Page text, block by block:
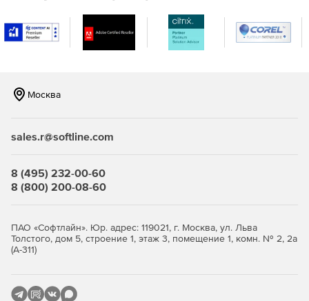
Возможность создавать оповещения в режиме
реального времени, когда в сети встречаются IP-
адреса и URL-адреса, занесенные в черный список в
глобальном масштабе и распознанные по каналам на
Повышение безопасности и обеспечение
Эффективный мониторинг, отчетность и аудит
Москва
sales.r@softline.com
8 (495) 232-00-60
8 (800) 200-08-60
ПАО «Софтлайн». Юр. адрес: 119021, г. Москва, ул. Льва
Толстого, дом 5, строение 1, этаж 3, помещение 1, комн. № 2, 2а
(А-311)